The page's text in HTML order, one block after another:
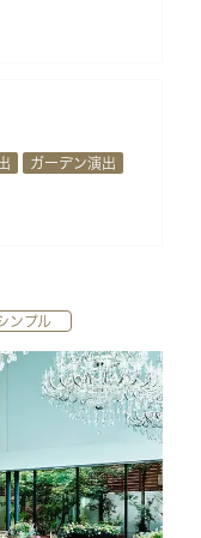
ガーデン演出
ンプル